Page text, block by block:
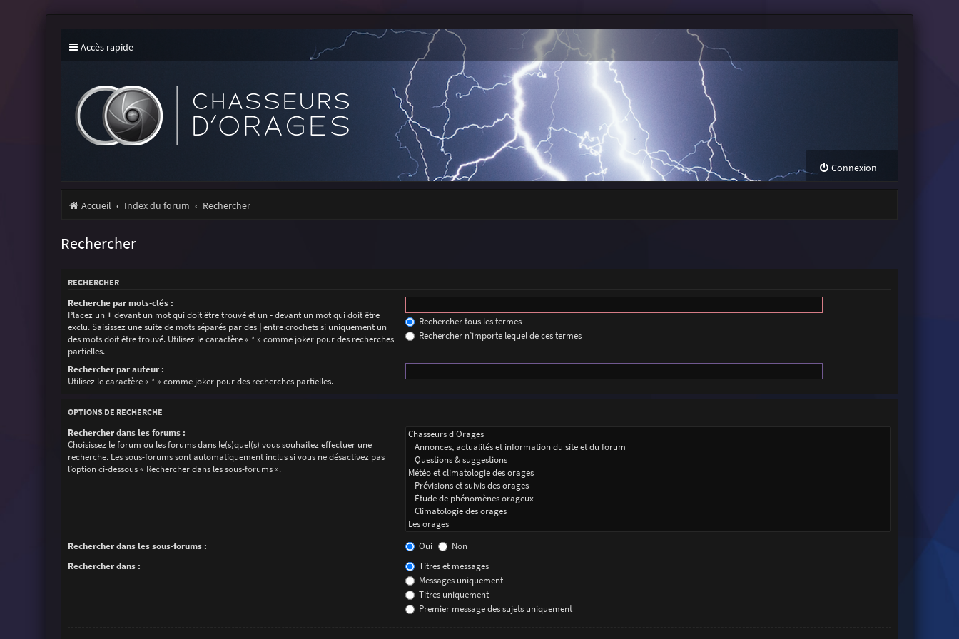
Accès rapide
Connexion
Accueil Index du forum Rechercher
Rechercher
RECHERCHER
Recherche par mots-clés :
Placez un+devant un mot qui doit être trouvé et un-devant un mot qui doit être
exclu. Saisissez une suite de mots séparés par des |entre crochets si uniquement un
des mots doit être trouvé. Utilisez le caractère « * » comme joker pour des recherches
partielles.
Rechercher tous les termes
Rechercher n’importe lequel de ces termes
Rechercher par auteur :
Utilisez le caractère « * » comme joker pour des recherches partielles.
OPTIONS DE RECHERCHE
Rechercher dans les forums :
Choisissez le forum ou les forums dans le(s)quel(s) vous souhaitez effectuer une
recherche. Les sous-forums sont automatiquement inclus si vous ne désactivez pas
l’option ci-dessous « Rechercher dans les sous-forums ».
Rechercher dans les sous-forums : Oui
Non
Rechercher dans :
Titres et messages
Messages uniquement
Titres uniquement
Premier message des sujets uniquement